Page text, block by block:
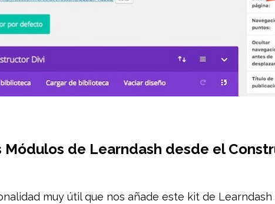
Módulos de Learndash desde el
muy útil que nos añade este kit de